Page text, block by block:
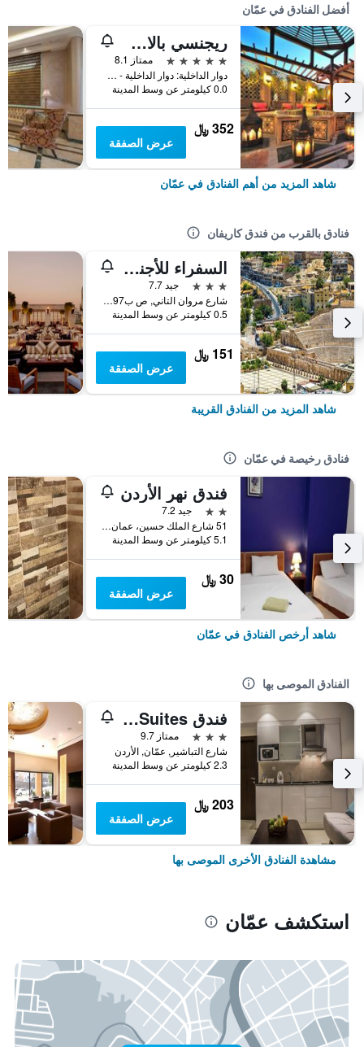
أفضل الفنادق في عمّان
ريجنسي بالاس عمان
5 نجوم
ممتاز 8.1
دوار الداخلية: دوار الداخلية - شارع الملكة علياء باتجاه دوار المدينة الرياضي, عمّان, الأردن
0.0 كيلومتر عن وسط المدينة
352 ﷼
عرض الصفقة
شاهد المزيد من أهم الفنادق في عمّان
فنادق بالقرب من فندق كاريفان
السفراء للأجنحة الفندقية
3 نجوم
جيد 7.7
شارع مروان التاني, ص ب997,العبدلي وراء مجمع الفريد, عمّان, الأردن
0.5 كيلومتر عن وسط المدينة
151 ﷼
عرض الصفقة
شاهد المزيد من الفنادق القريبة
فنادق رخيصة في عمّان
فندق نهر الأردن
2 نجمتين
جيد 7.2
51 شارع الملك حسين، عمان ، الأردن, عمّان, الأردن
5.1 كيلومتر عن وسط المدينة
30 ﷼
عرض الصفقة
شاهد أرخص الفنادق في عمّان
الفنادق الموصى بها
فندق Naylover Suites
3 نجوم
ممتاز 9.7
شارع التباشير, عمّان, الأردن
2.3 كيلومتر عن وسط المدينة
203 ﷼
عرض الصفقة
مشاهدة الفنادق الأخرى الموصى بها
استكشف عمّان